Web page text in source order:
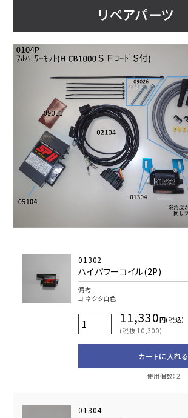
リペアパーツ
01302
ハイパワーコイル(2P)
備考
コネクタ白色
11,330円(税込)
(税抜 10,300)
カートに入れる
使用個数：2
01304